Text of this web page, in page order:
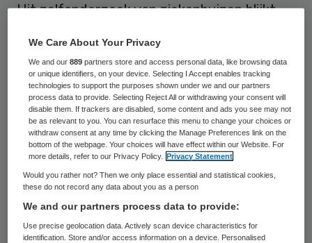
Uit zelfonderzoek van ziekenhuizen blijkt
in 2012 en 2013 minder dan een half
procent per jaar is. In totaal zullen
ziekenhuizen ongeveer 125 miljoen euro
moeten terugbetalen, zo is de verwachting.
Dit drukt nauwelijks op het resultaat en de
liquiditeitspositie van de ziekenhuizen.
Zo blijkt uit de kwartaalcijfers van de
Financiële Zorgthermometer die de
vereniging HEAD en Finance Ideas eind
We Care About Your Privacy
We and our889 partners store and access personal data, like browsing data
or unique identifiers, on your device. Selecting I Accept enables tracking
technologies to support the purposes shown under we and our partners
process data to provide. Selecting Reject All or withdrawing your consent will
disable them. If trackers are disabled, some content and ads you see may not
be as relevant to you. You can resurface this menu to change your choices or
withdraw consent at any time by clicking the Manage Preferences link on the
bottom of the webpage. Your choices will have effect within our Website. For
more details, refer to our Privacy Policy.
Privacy Statement
Would you rather not? Then we only place essential and statistical cookies,
these do not record any data about you as a person
We and our partners process data to provide:
Use precise geolocation data. Actively scan device characteristics for
identification. Store and/or access information on a device. Personalised